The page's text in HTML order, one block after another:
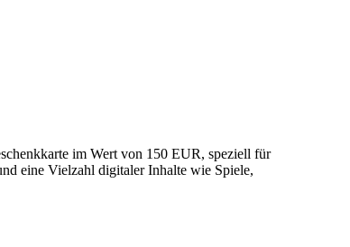
im Wert von 150 EUR, speziell für
eine Vielzahl digitaler Inhalte wie Spiele,